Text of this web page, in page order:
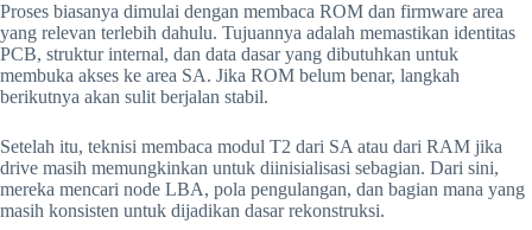
Proses biasanya dimulai dengan membaca ROM dan firmware area
yang relevan terlebih dahulu. Tujuannya adalah memastikan identitas
PCB, struktur internal, dan data dasar yang dibutuhkan untuk
membuka akses ke area SA. Jika ROM belum benar, langkah
berikutnya akan sulit berjalan stabil.
Setelah itu, teknisi membaca modul T2 dari SA atau dari RAM jika
drive masih memungkinkan untuk diinisialisasi sebagian. Dari sini,
mereka mencari node LBA, pola pengulangan, dan bagian mana yang
masih konsisten untuk dijadikan dasar rekonstruksi.